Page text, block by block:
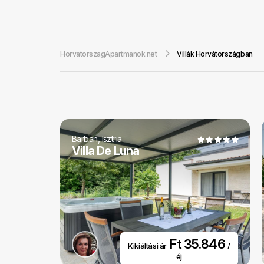
hangulatos
vendégszeretet
HorvatorszagApartmanok.net Villák Horvátországban
Barban, Isztria
Villa De Luna
Kikiáltási ár Ft 35.846 /
éj